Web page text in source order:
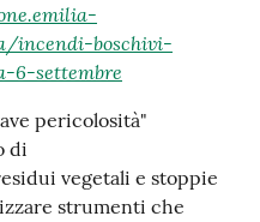
incendi-boschivi-
6-settembre
pericolosità"
di
vegetali e stoppie
strumenti che